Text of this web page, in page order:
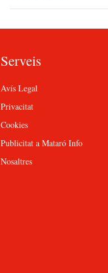
Serveis
Avís Legal
Privacitat
Cookies
Publicitat a Mataró Info
Nosaltres